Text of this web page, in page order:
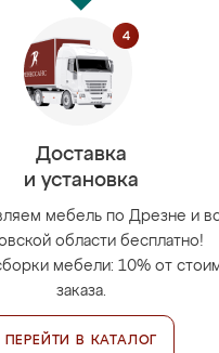
Доставка
и установка
мебель по Дрезне и
области бесплатно!
мебели: 10% от
заказа.
ПЕРЕЙТИ В КАТАЛОГ